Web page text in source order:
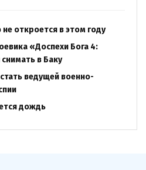
откроется в этом году
«Доспехи Бога 4:
в Баку
ведущей военно-
дождь